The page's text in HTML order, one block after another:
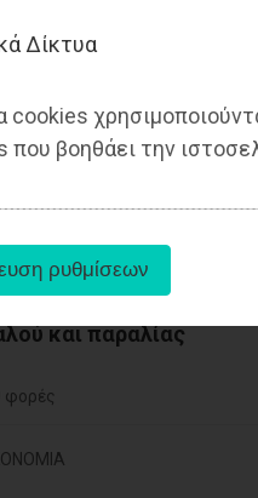
Δίκτυα
cookies
που βοηθάει την
350.000
για τους τόκους
- ΟΙΚΟΝΟΜΙΑ
και παραλίας
φορές